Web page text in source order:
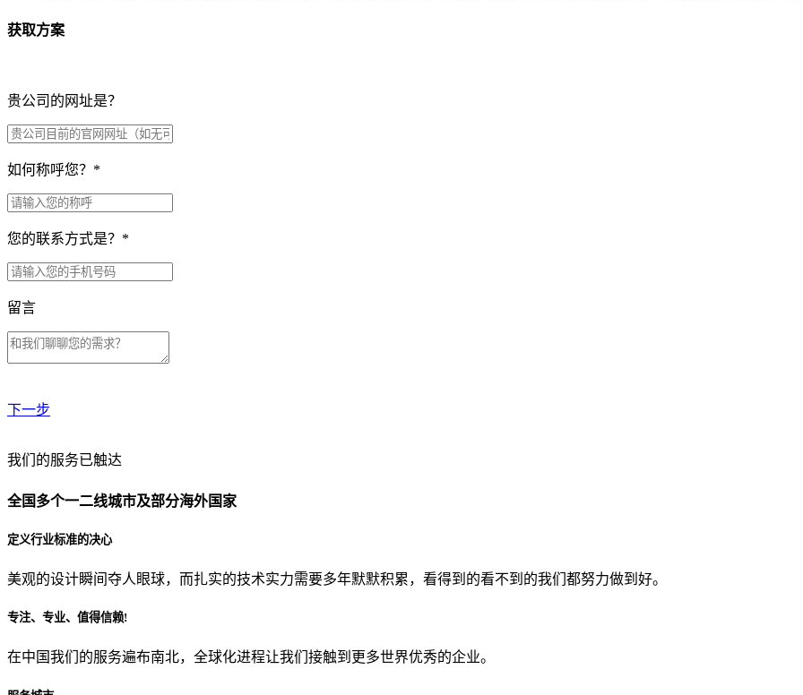
获取方案
贵公司的网址是？
如何称呼您？ *
您的联系方式是？ *
留言
下一步
贵公司预算范围是？
贵公司的团队规模是？
从哪里了解到我们？
我们的服务已触达
全国多个一二线城市及部分海外国家
定义行业标准的决心
美观的设计瞬间夺人眼球，而扎实的技术实力需要多年默默积累，看得到的看不到的我们都努力做到好。
专注、专业、值得信赖!
在中国我们的服务遍布南北，全球化进程让我们接触到更多世界优秀的企业。